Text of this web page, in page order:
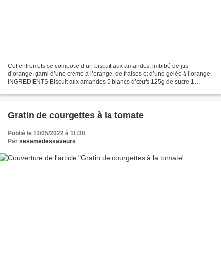
Cet entremets se compose d’un biscuit aux amandes, imbibé de jus
d’orange, garni d’une crème à l’orange, de fraises et d’une gelée à l’orange.
INGREDIENTS Biscuit aux amandes 5 blancs d’œufs 125g de sucre 1
Gratin de courgettes à la tomate
Publié le 10/05/2022 à 11:38
Par sesamedessaveurs